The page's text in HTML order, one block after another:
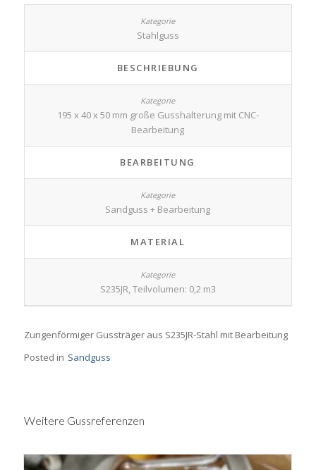
Stahlguss
BESCHRIEBUNG
195 x 40 x 50 mm große Gusshalterung mit CNC-
Bearbeitung
BEARBEITUNG
Sandguss + Bearbeitung
MATERIAL
S235JR, Teilvolumen: 0,2 m3
Zungenförmiger Gussträger aus S235JR-Stahl mit Bearbeitung
Posted in Sandguss
Weitere Gussreferenzen